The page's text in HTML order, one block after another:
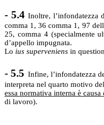
- 5.4 Inoltre, l’infondatezza
comma 1, 36 comma 1, 97
25, comma 4 (specialmente
d’appello impugnata.
Lo ius superveniens in
- 5.5 Infine, l’infondatezza
interpreta nel quarto motivo
essa normativa interna è
di lavoro).